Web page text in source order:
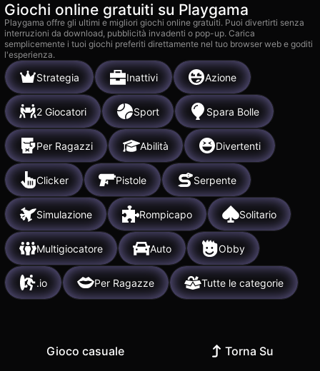
Giochi online gratuiti su Playgama
Playgama offre gli ultimi e migliori giochi online gratuiti. Puoi divertirti senza
interruzioni da download, pubblicità invadenti o pop-up. Carica
semplicemente i tuoi giochi preferiti direttamente nel tuo browser web e goditi
l'esperienza.
Strategia Inattivi Azione
2 Giocatori Sport Spara Bolle
Per Ragazzi Abilità Divertenti
Clicker Pistole Serpente
Simulazione Rompicapo Solitario
Multigiocatore Auto Obby
.io Per Ragazze Tutte le categorie
Gioco casuale Torna Su